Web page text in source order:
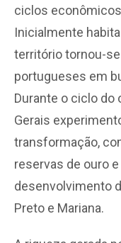
ciclos
Inicialmente
território tornou-
portugueses em
Durante o ciclo do
Gerais
transformação,
reservas de ouro
desenvolvimento
Preto e Mariana.